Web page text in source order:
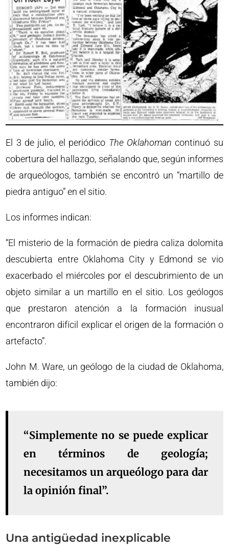
El 3 de julio, el periódico The Oklahoman continuó su
cobertura del hallazgo, señalando que, según informes
de arqueólogos, también se encontró un “martillo de
piedra antiguo” en el sitio.
Los informes indican:
“El misterio de la formación de piedra caliza dolomita
descubierta entre Oklahoma City y Edmond se vio
exacerbado el miércoles por el descubrimiento de un
objeto similar a un martillo en el sitio. Los geólogos
que prestaron atención a la formación inusual
encontraron difícil explicar el origen de la formación o
artefacto”.
John M. Ware, un geólogo de la ciudad de Oklahoma,
también dijo:
“Simplemente no se puede explicar
en términos de geología;
necesitamos un arqueólogo para dar
la opinión final”.
Una antigüedad inexplicable